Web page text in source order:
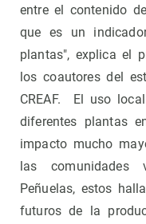
entre el contenido
que es un
plantas", explica el
los coautores del
CREAF. El uso
diferentes plantas
impacto mucho
las comunidades
Peñuelas, estos
futuros de la